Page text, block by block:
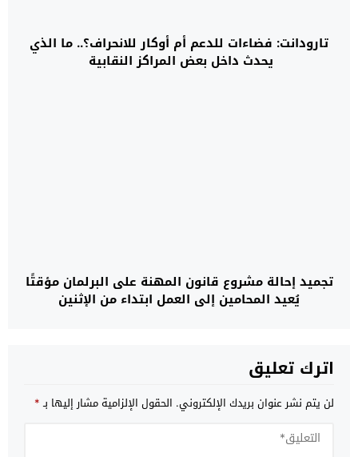
تارودانت: فضاءات للدعم أم أوكار للانحراف؟.. ما الذي
يحدث داخل بعض المراكز النقابية
تجميد إحالة مشروع قانون المهنة على البرلمان مؤقتًا
يُعيد المحامين إلى العمل ابتداء من الإثنين
اترك تعليق
لن يتم نشر عنوان بريدك الإلكتروني. الحقول الإلزامية مشار إليها بـ*